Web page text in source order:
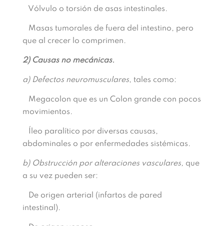
Vólvulo o torsión de asas intestinales.
Masas tumorales de fuera del intestino, pero
que al crecer lo comprimen.
2) Causas no mecánicas.
a) Defectos neuromusculares, tales como:
Megacolon que es un Colon grande con pocos
movimientos.
Íleo paralítico por diversas causas,
abdominales o por enfermedades sistémicas.
b) Obstrucción por alteraciones vasculares, que
a su vez pueden ser:
De origen arterial (infartos de pared
intestinal).